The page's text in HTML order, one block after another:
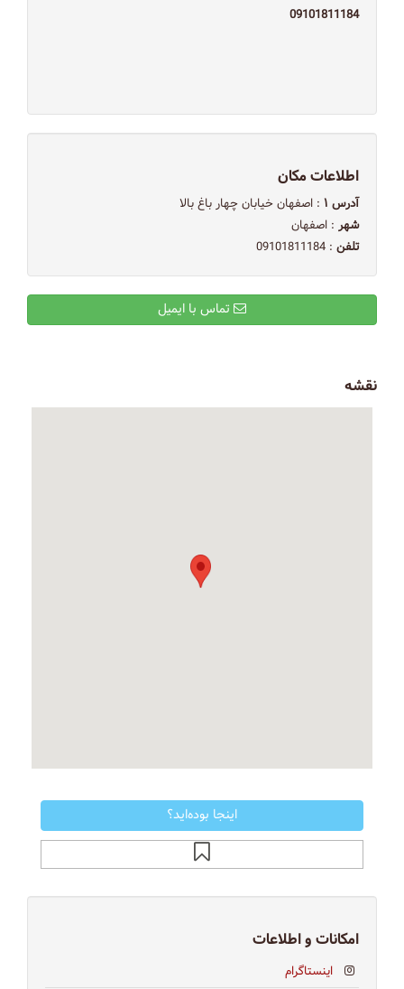
09101811184
اطلاعات مکان
آدرس ۱
: اصفهان خیابان چهار باغ بالا
شهر : اصفهان
تلفن : 09101811184
نقشه
اینجا بوده‌اید؟
امکانات و اطلاعات
اینستاگرام